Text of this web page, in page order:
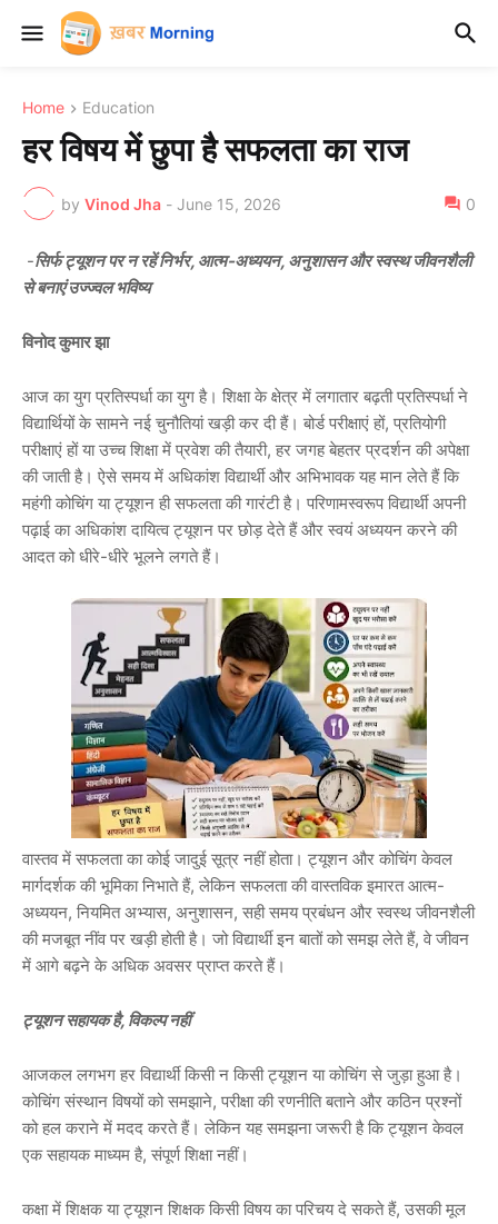
Home Education
हर विषय में छुपा है सफलता का राज
by Vinod Jha - June 15, 2026 0
-सिर्फ ट्यूशन पर न रहें निर्भर, आत्म-अध्ययन, अनुशासन और स्वस्थ जीवनशैली
से बनाएं उज्ज्वल भविष्य
विनोद कुमार झा
आज का युग प्रतिस्पर्धा का युग है। शिक्षा के क्षेत्र में लगातार बढ़ती प्रतिस्पर्धा ने
विद्यार्थियों के सामने नई चुनौतियां खड़ी कर दी हैं। बोर्ड परीक्षाएं हों, प्रतियोगी
परीक्षाएं हों या उच्च शिक्षा में प्रवेश की तैयारी, हर जगह बेहतर प्रदर्शन की अपेक्षा
की जाती है। ऐसे समय में अधिकांश विद्यार्थी और अभिभावक यह मान लेते हैं कि
महंगी कोचिंग या ट्यूशन ही सफलता की गारंटी है। परिणामस्वरूप विद्यार्थी अपनी
पढ़ाई का अधिकांश दायित्व ट्यूशन पर छोड़ देते हैं और स्वयं अध्ययन करने की
आदत को धीरे-धीरे भूलने लगते हैं।
वास्तव में सफलता का कोई जादुई सूत्र नहीं होता। ट्यूशन और कोचिंग केवल
मार्गदर्शक की भूमिका निभाते हैं, लेकिन सफलता की वास्तविक इमारत आत्म-
अध्ययन, नियमित अभ्यास, अनुशासन, सही समय प्रबंधन और स्वस्थ जीवनशैली
की मजबूत नींव पर खड़ी होती है। जो विद्यार्थी इन बातों को समझ लेते हैं, वे जीवन
में आगे बढ़ने के अधिक अवसर प्राप्त करते हैं।
ट्यूशन सहायक है, विकल्प नहीं
आजकल लगभग हर विद्यार्थी किसी न किसी ट्यूशन या कोचिंग से जुड़ा हुआ है।
कोचिंग संस्थान विषयों को समझाने, परीक्षा की रणनीति बताने और कठिन प्रश्नों
को हल कराने में मदद करते हैं। लेकिन यह समझना जरूरी है कि ट्यूशन केवल
एक सहायक माध्यम है, संपूर्ण शिक्षा नहीं।
कक्षा में शिक्षक या ट्यूशन शिक्षक किसी विषय का परिचय दे सकते हैं, उसकी मूल